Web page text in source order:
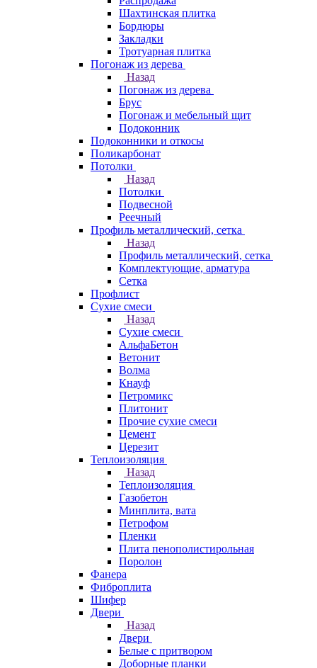
Шахтинская плитка
Бордюры
Закладки
Тротуарная плитка
Погонаж из дерева
Назад
Погонаж из дерева
Брус
Погонаж и мебельный щит
Подоконник
Подоконники и откосы
Поликарбонат
Потолки
Назад
Потолки
Подвесной
Реечный
Профиль металлический, сетка
Назад
Профиль металлический, сетка
Комплектующие, арматура
Сетка
Профлист
Сухие смеси
Назад
Сухие смеси
АльфаБетон
Ветонит
Волма
Кнауф
Петромикс
Плитонит
Прочие сухие смеси
Цемент
Церезит
Теплоизоляция
Назад
Теплоизоляция
Газобетон
Минплита, вата
Петрофом
Пленки
Плита пенополистирольная
Поролон
Фанера
Фиброплита
Шифер
Двери
Назад
Двери
Белые с притвором
Доборные планки